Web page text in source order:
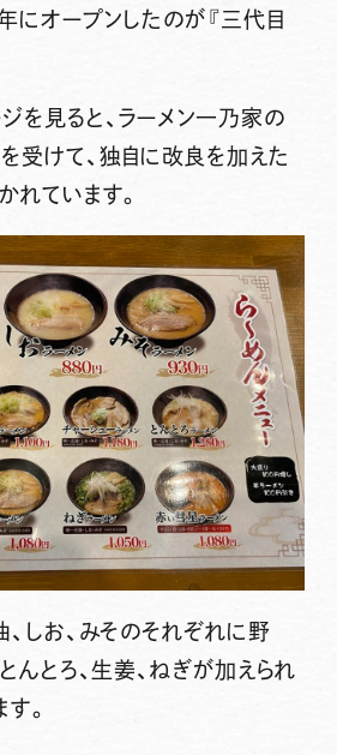
にオープンしたのが 『三代目
を見ると、ラーメン一乃家の
受けて、独自に改良を加えた
れています。
、しお、みそのそれぞれに野
んとろ、生姜、ねぎが加えられ
。